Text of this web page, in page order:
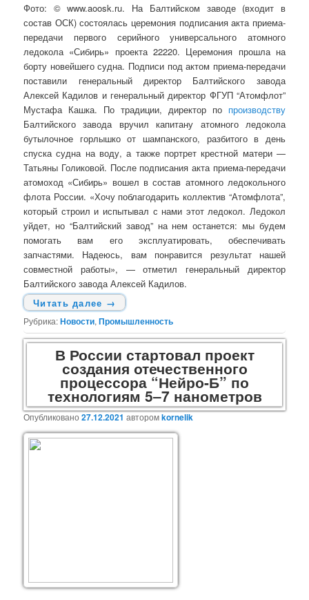
Фото: © www.aoosk.ru. На Балтийском заводе (входит в
состав ОСК) состоялась церемония подписания акта приема-
передачи первого серийного универсального атомного
ледокола «Сибирь» проекта 22220. Церемония прошла на
борту новейшего судна. Подписи под актом приема-передачи
поставили генеральный директор Балтийского завода
Алексей Кадилов и генеральный директор ФГУП “Атомфлот”
Мустафа Кашка. По традиции, директор по производству
Балтийского завода вручил капитану атомного ледокола
бутылочное горлышко от шампанского, разбитого в день
спуска судна на воду, а также портрет крестной матери —
Татьяны Голиковой. После подписания акта приема-передачи
атомоход «Сибирь» вошел в состав атомного ледокольного
флота России. «Хочу поблагодарить коллектив “Атомфлота”,
который строил и испытывал с нами этот ледокол. Ледокол
уйдет, но “Балтийский завод” на нем останется: мы будем
помогать вам его эксплуатировать, обеспечивать
запчастями. Надеюсь, вам понравится результат нашей
совместной работы», — отметил генеральный директор
Балтийского завода Алексей Кадилов.
Читать далее →
Рубрика:Новости,Промышленность
В России стартовал проект
создания отечественного
процессора “Нейро-Б” по
технологиям 5‒7 нанометров
Опубликовано27.12.2021 авторомkornelik